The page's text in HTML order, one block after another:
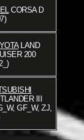
CORSA D
LAND
200
III
GF_W, ZJ,